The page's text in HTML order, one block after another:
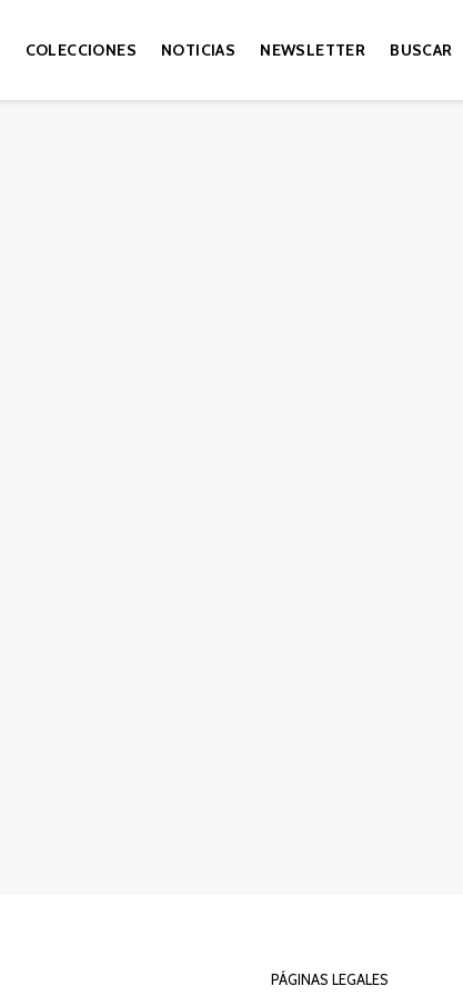
COLECCIONES NOTICIAS NEWSLETTER BUSCAR
PÁGINAS LEGALES